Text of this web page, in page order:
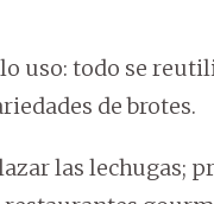
uso: todo se
de brotes.
las lechugas;